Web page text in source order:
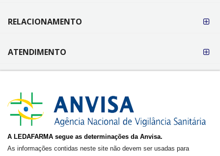
RELACIONAMENTO
ATENDIMENTO
A LEDAFARMA segue as determinações da Anvisa.
As informações contidas neste site não devem ser usadas para